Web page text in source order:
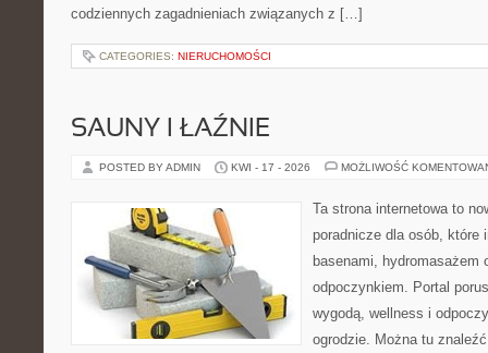
codziennych zagadnieniach związanych z […]
CATEGORIES: NIERUCHOMOŚCI
SAUNY I ŁAŹNIE
POSTED BY ADMIN KWI - 17 - 2026 MOŻLIWOŚĆ
Ta strona internetowa to
poradnicze dla osób, które
basenami, hydromasażem
odpoczynkiem. Portal
wygodą, wellness i
ogrodzie. Można tu